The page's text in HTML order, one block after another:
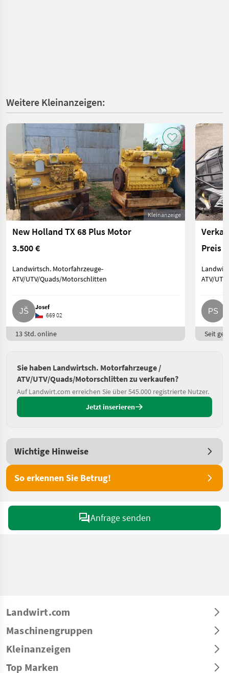
Weitere Kleinanzeigen:
Kleinanzeige
New Holland TX 68 Plus Motor
3.500 €
Landwirtsch. Motorfahrzeuge-
ATV/UTV/Quads/Motorschlitten
Josef
669 02
13 Std. online
Preis
ATV/
Seit
Sie haben Landwirtsch. Motorfahrzeuge /
ATV/UTV/Quads/Motorschlitten zu verkaufen?
Auf Landwirt.com erreichen Sie über 545.000 registrierte Nutzer.
Jetzt inserieren
Wichtige Hinweise
So erkennen Sie Betrug!
Anfrage senden
Landwirt.com
Maschinengruppen
Kleinanzeigen
Top Marken